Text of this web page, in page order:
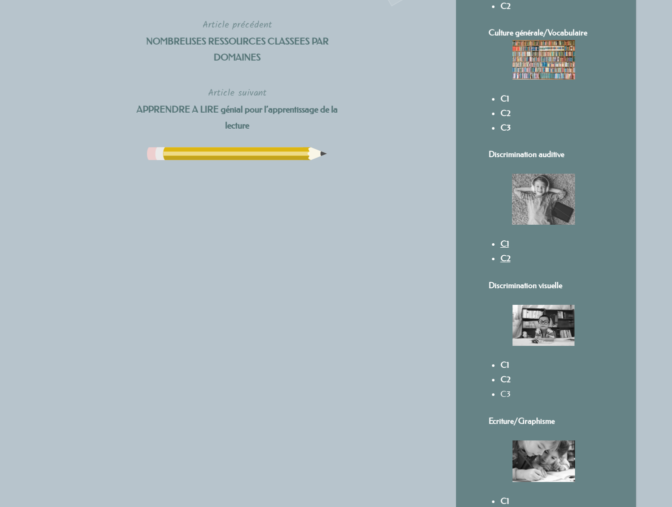
Article précédent
NOMBREUSES RESSOURCES CLASSEES PAR
DOMAINES
Article suivant
APPRENDRE A LIRE génial pour l’apprentissage de la
lecture
C2
Culture générale/Vocabulaire
C1
C2
C3
Discrimination auditive
C1
C2
Discrimination visuelle
C1
C2
C3
Ecriture/Graphisme
C1